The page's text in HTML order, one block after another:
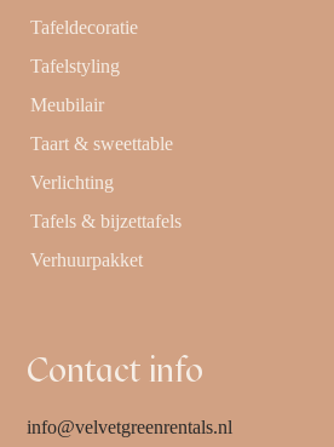
Tafeldecoratie
Tafelstyling
Meubilair
Taart & sweettable
Verlichting
Tafels & bijzettafels
Verhuurpakket
Contact info
info@velvetgreenrentals.nl